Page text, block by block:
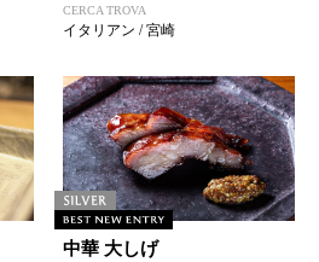
CERCA TROVA
イタリアン / 宮崎
中華 大しげ